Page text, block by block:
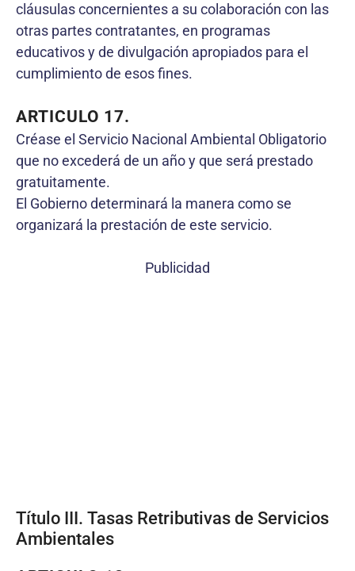
cláusulas concernientes a su colaboración con las
otras partes contratantes, en programas
educativos y de divulgación apropiados para el
cumplimiento de esos fines.
ARTICULO 17.
Créase el Servicio Nacional Ambiental Obligatorio
que no excederá de un año y que será prestado
gratuitamente.
El Gobierno determinará la manera como se
organizará la prestación de este servicio.
Publicidad
Título III. Tasas Retributivas de Servicios
Ambientales